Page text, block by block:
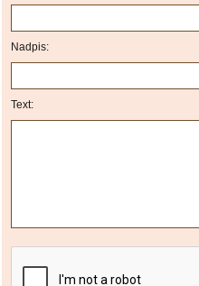
Nadpis:
Text: